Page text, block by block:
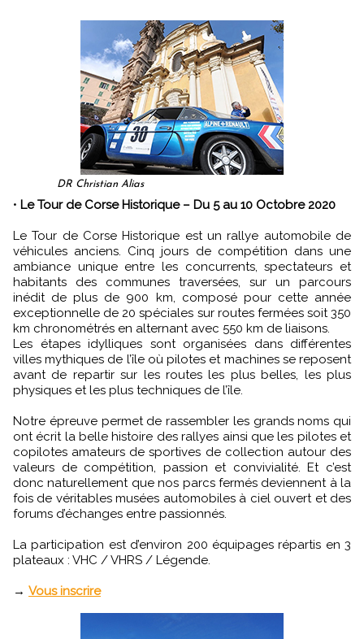
DR Christian Alias
• Le Tour de Corse Historique – Du 5 au 10 Octobre 2020
Le Tour de Corse Historique est un rallye automobile de
véhicules anciens. Cinq jours de compétition dans une
ambiance unique entre les concurrents, spectateurs et
habitants des communes traversées, sur un parcours
inédit de plus de 900 km, composé pour cette année
exceptionnelle de 20 spéciales sur routes fermées soit 350
km chronométrés en alternant avec 550 km de liaisons.
Les étapes idylliques sont organisées dans différentes
villes mythiques de l’île où pilotes et machines se reposent
avant de repartir sur les routes les plus belles, les plus
physiques et les plus techniques de l’île.
Notre épreuve permet de rassembler les grands noms qui
ont écrit la belle histoire des rallyes ainsi que les pilotes et
copilotes amateurs de sportives de collection autour des
valeurs de compétition, passion et convivialité. Et c’est
donc naturellement que nos parcs fermés deviennent à la
fois de véritables musées automobiles à ciel ouvert et des
forums d’échanges entre passionnés.
La participation est d’environ 200 équipages répartis en 3
plateaux : VHC / VHRS / Légende.
→ Vous inscrire